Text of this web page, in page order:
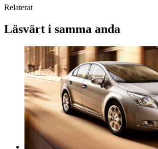
Relaterat
Läsvärt i samma anda